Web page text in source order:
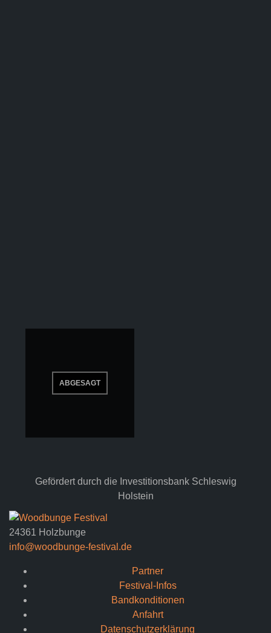
Gefördert durch die Investitionsbank Schleswig
Holstein
24361 Holzbunge
info@woodbunge-festival.de
Partner
Festival-Infos
Bandkonditionen
Anfahrt
Datenschutzerklärung